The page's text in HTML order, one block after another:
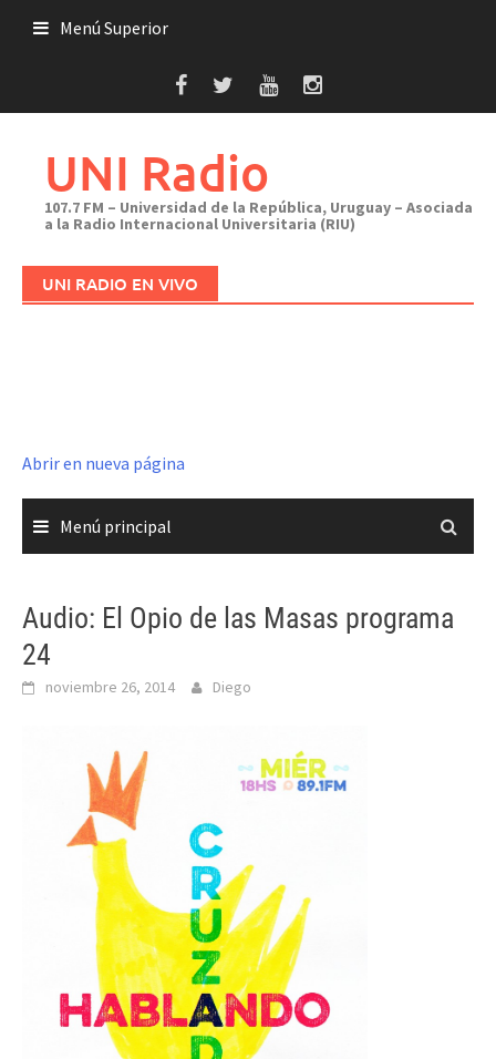
Menú Superior
UNI Radio
107.7 FM – Universidad de la República, Uruguay – Asociada
a la Radio Internacional Universitaria (RIU)
UNI RADIO EN VIVO
Abrir en nueva página
Menú principal
Audio: El Opio de las Masas programa
24
noviembre 26, 2014 Diego